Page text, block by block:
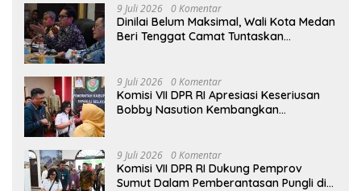
9 Juli 2026 0 Komentar
Dinilai Belum Maksimal, Wali Kota Medan
Beri Tenggat Camat Tuntaskan
9 Juli 2026 0 Komentar
Komisi VII DPR RI Apresiasi Keseriusan
Bobby Nasution Kembangkan
9 Juli 2026 0 Komentar
Komisi VII DPR RI Dukung Pemprov
Sumut Dalam Pemberantasan Pungli di